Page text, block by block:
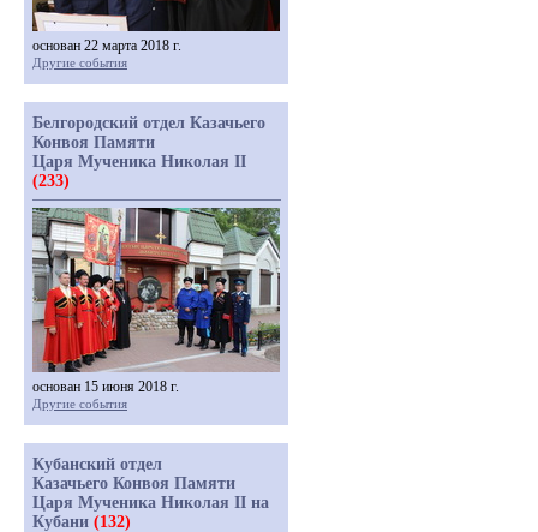
основан 22 марта 2018 г.
Другие события
Белгородский отдел Казачьего
Конвоя Памяти
Царя Мученика Николая II
(233)
основан 15 июня 2018 г.
Другие события
Кубанский отдел
Казачьего Конвоя Памяти
Царя Мученика Николая II на
Кубани (132)